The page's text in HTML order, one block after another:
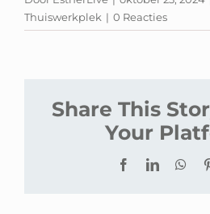
Thuiswerkplek | 0 Reacties
Share This
Your
FacebookLinkedIn